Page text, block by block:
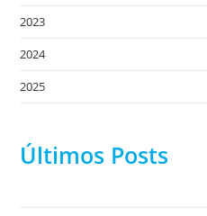
2023
2024
2025
Últimos Posts